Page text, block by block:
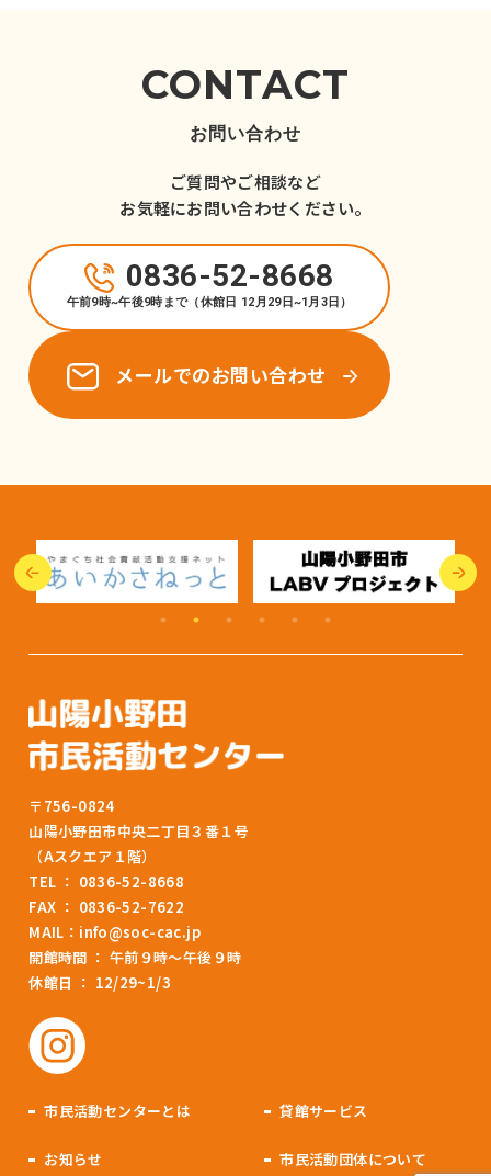
CONTACT
お問い合わせ
ご質問やご相談など
お気軽にお問い合わせください。
0836-52-8668
午前9時~午後9時まで（休館日 12月29日~1月3日）
メールでのお問い合わせ
〒756-0824
山陽小野田市中央二丁目３番１号
（Aスクエア１階）
TEL ： 0836-52-8668
FAX ： 0836-52-7622
MAIL： info@soc-cac.jp
開館時間 ： 午前９時～午後９時
休館日 ： 12/29~1/3
市民活動センターとは 貸館サービス
お知らせ 市民活動団体について